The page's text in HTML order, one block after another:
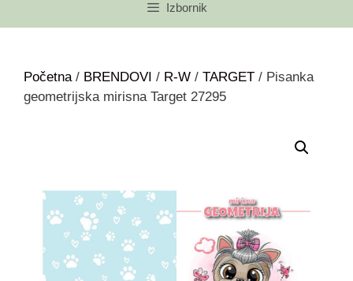
Izbornik
Početna/ BRENDOVI / R-W / TARGET / Pisanka
geometrijska mirisna Target 27295